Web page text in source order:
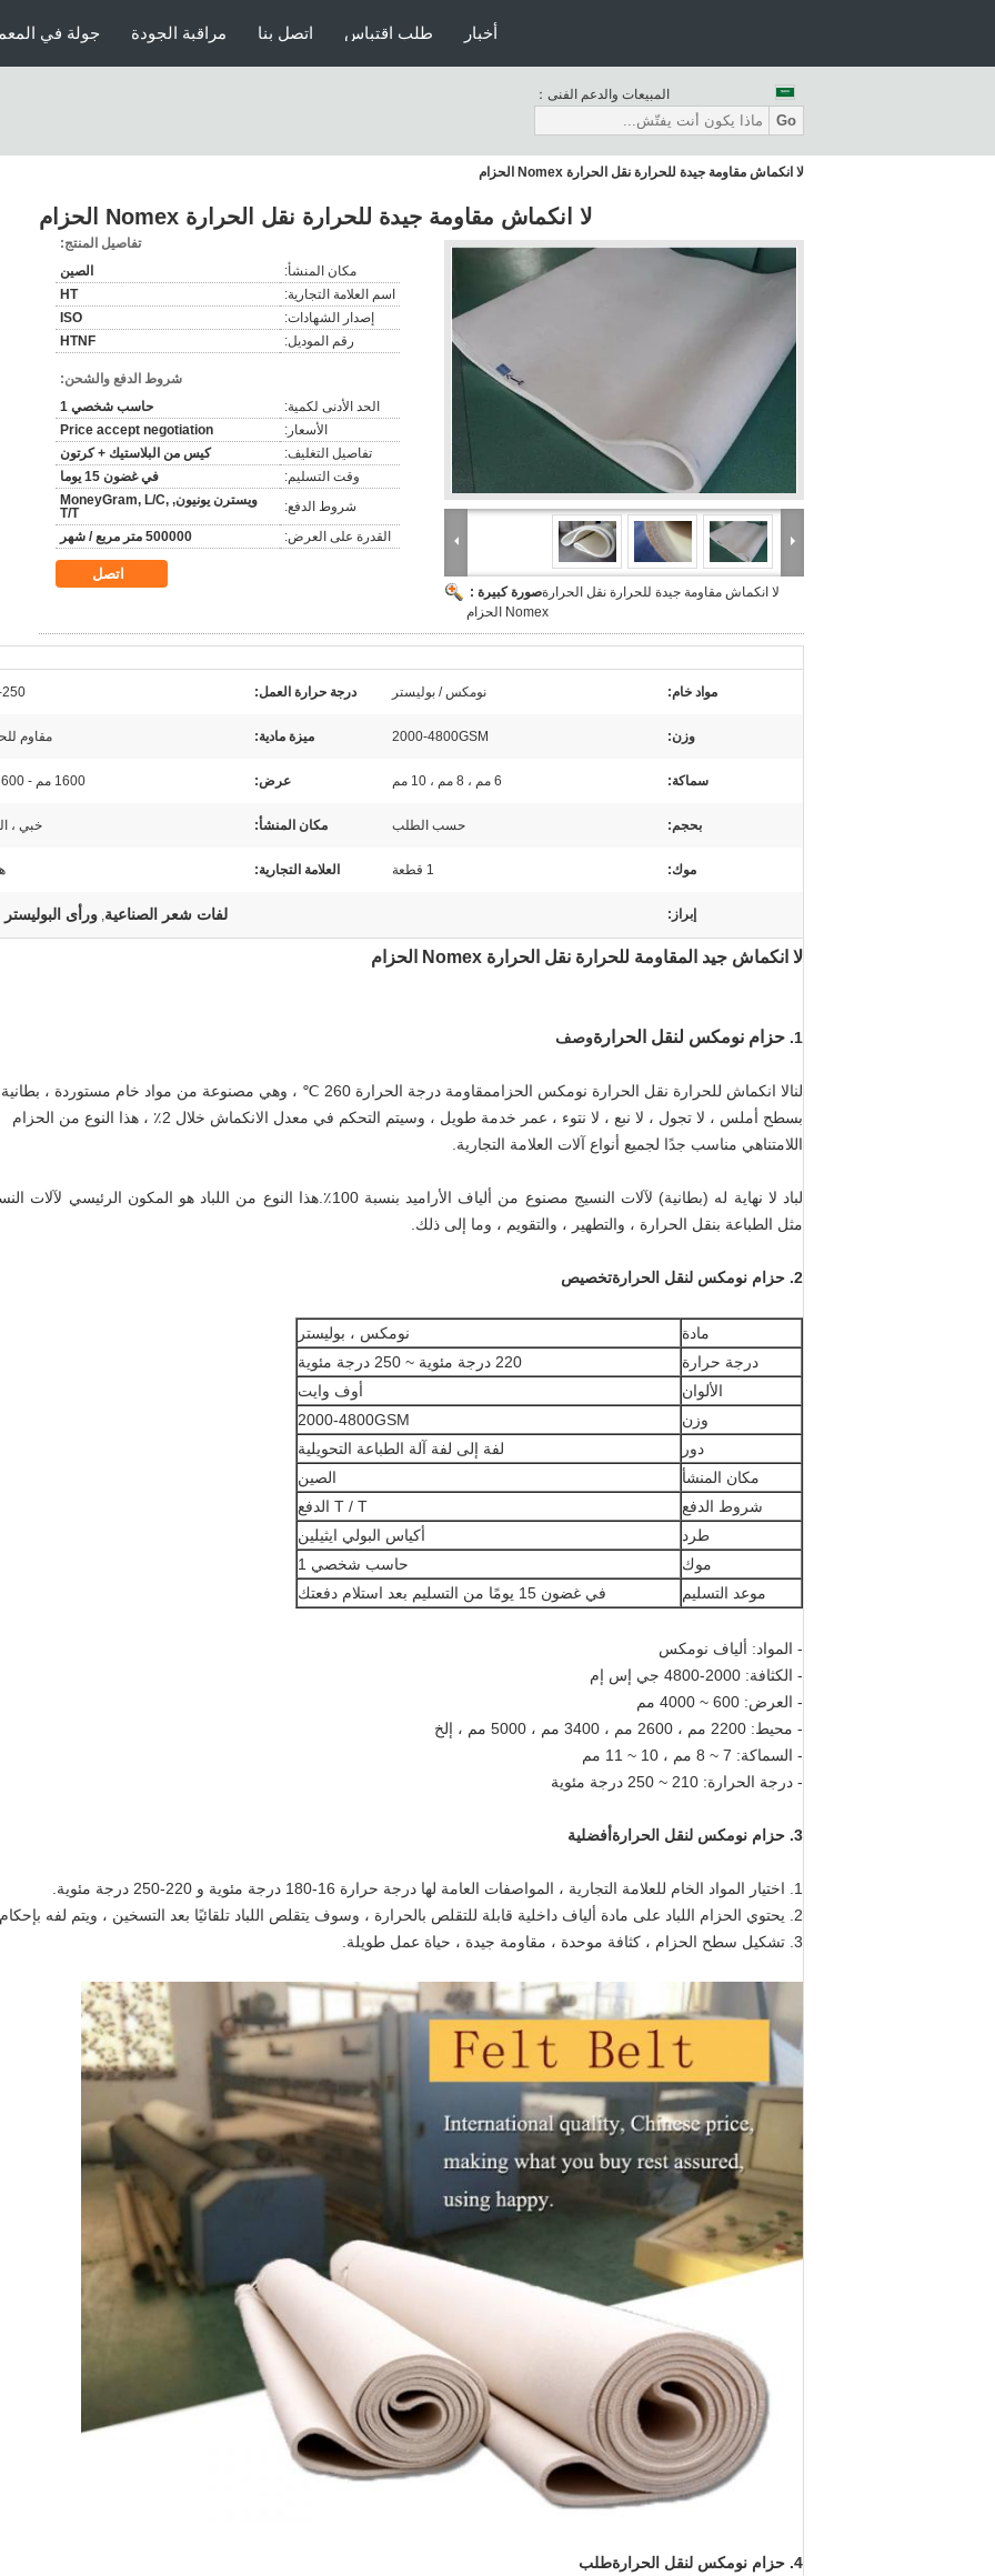
جولة في مراقبة الجودة اتصل بنا طلب اقتباس أخبار
المبيعات والدعم الفنى：
Go
لا انكماش مقاومة جيدة للحرارة نقل الحرارة Nomex الحزام
لا انكماش مقاومة جيدة للحرارة نقل الحرارة Nomex الحزام
صورة كبيرة :لا انكماش مقاومة جيدة للحرارة نقل الحرارة
Nomex الحزام
تفاصيل المنتج:
مكان المنشأ:
الصين
اسم العلامة التجارية:
HT
إصدار الشهادات:
ISO
رقم الموديل:
HTNF
شروط الدفع والشحن:
الحد الأدنى لكمية:
حاسب شخصي 1
الأسعار:
Price accept negotiation
تفاصيل التغليف:
كيس من البلاستيك + كرتون
وقت التسليم:
في غضون 15 يوما
شروط الدفع:
ويسترن يونيون, MoneyGram, L/C,
T/T
القدرة على العرض:
500000 متر مربع / شهر
اتصل
مواد خام: نومكس / بوليستر درجة حرارة العمل:
وزن: 2000-4800GSM ميزة مادية: مقاوم
سماكة: 6 مم ، 8 مم ، 10 مم عرض: 1600 مم - 3600 مم
بحجم: حسب الطلب مكان المنشأ: خبي ،
موك: 1 قطعة العلامة التجارية:
إبراز: لفات شعر الصناعية, ورأى البوليستر
لا انكماش جيد المقاومة للحرارة نقل الحرارة Nomex الحزام
1. حزام نومكس لنقل الحرارةوصف
لنالا انكماش للحرارة نقل الحرارة نومكس الحزام
مقاومة درجة الحرارة 260 ℃ ، وهي مصنوعة من مواد خام مستوردة ، بطانية
بسطح أملس ، لا تجول ، لا نبع ، لا نتوء ، عمر خدمة طويل ، وسيتم التحكم في معدل الانكماش خلال 2٪ ، هذا النوع من الحزام
اللامتناهي مناسب جدًا لجميع أنواع آلات العلامة التجارية.
لباد لا نهاية له (بطانية) لآلات النسيج مصنوع من ألياف الأراميد بنسبة 100٪.هذا النوع من اللباد هو المكون الرئيسي
مثل الطباعة بنقل الحرارة ، والتطهير ، والتقويم ، وما إلى ذلك.
2. حزام نومكس لنقل الحرارةتخصيص
مادة
نومكس ، بوليستر
درجة حرارة
220 درجة مئوية ~ 250 درجة مئوية
الألوان
أوف وايت
وزن
2000-4800GSM
دور
لفة إلى لفة آلة الطباعة التحويلية
مكان المنشأ
الصين
شروط الدفع
T / T الدفع
طرد
أكياس البولي ايثيلين
موك
حاسب شخصي 1
موعد التسليم
في غضون 15 يومًا من التسليم بعد استلام دفعتك
- المواد: ألياف نومكس
- الكثافة: 2000-4800 جي إس إم
- العرض: 600 ~ 4000 مم
- محيط: 2200 مم ، 2600 مم ، 3400 مم ، 5000 مم ، إلخ
- السماكة: 7 ~ 8 مم ، 10 ~ 11 مم
- درجة الحرارة: 210 ~ 250 درجة مئوية
3. حزام نومكس لنقل الحرارة أفضلية
1. اختيار المواد الخام للعلامة التجارية ، المواصفات العامة لها درجة حرارة 16-180 درجة مئوية و 220-250 درجة مئوية.
2. يحتوي الحزام اللباد على مادة ألياف داخلية قابلة للتقلص بالحرارة ، وسوف يتقلص اللباد تلقائيًا بعد التسخين ، ويتم لفه بإحكام.
3. تشكيل سطح الحزام ، كثافة موحدة ، مقاومة جيدة ، حياة عمل طويلة.
4. حزام نومكس لنقل الحرارةطلب